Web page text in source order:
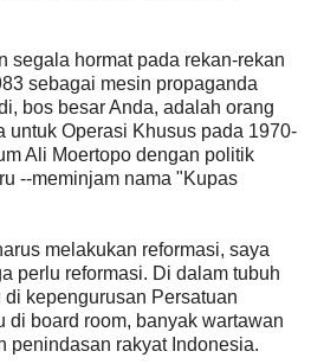
segala hormat pada rekan-rekan
sebagai mesin propaganda
bos besar Anda, adalah orang
untuk Operasi Khusus pada 1970-
Ali Moertopo dengan politik
--meminjam nama "Kupas
melakukan reformasi, saya
perlu reformasi. Di dalam tubuh
kepengurusan Persatuan
di board room, banyak wartawan
penindasan rakyat Indonesia.